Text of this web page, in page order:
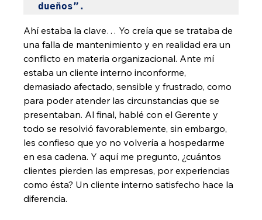
dueños”.
Ahí estaba la clave… Yo creía que se trataba de
una falla de mantenimiento y en realidad era un
conflicto en materia organizacional. Ante mí
estaba un cliente interno inconforme,
demasiado afectado, sensible y frustrado, como
para poder atender las circunstancias que se
presentaban. Al final, hablé con el Gerente y
todo se resolvió favorablemente, sin embargo,
les confieso que yo no volvería a hospedarme
en esa cadena. Y aquí me pregunto, ¿cuántos
clientes pierden las empresas, por experiencias
como ésta? Un cliente interno satisfecho hace la
diferencia.